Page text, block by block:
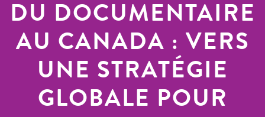
DU DOCUMENTAIRE
AU CANADA : VERS
UNE STRATÉGIE
GLOBALE POUR